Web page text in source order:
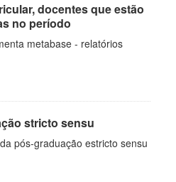
docentes que estão
no período
metabase - relatórios
stricto sensu
pós-graduação estricto sensu